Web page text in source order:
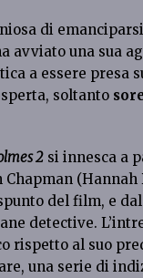
di
avviato una sua
a essere presa
soltanto
2 si innesca a
Chapman (Hannah
del film, e
detective.
rispetto al suo
una serie di